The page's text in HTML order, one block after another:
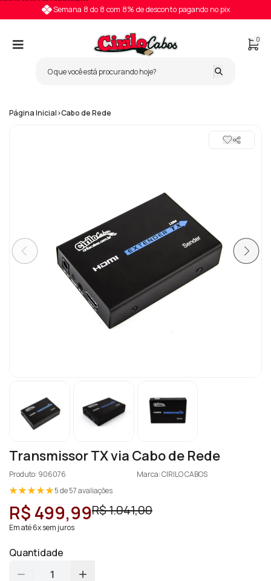
Semana 8 do 8 com 8% de desconto pagando no pix
0
Página Inicial>Cabo de Rede
Transmissor TX via Cabo de Rede
Produto: 906076
Marca: CIRILO CABOS
5 de 57 avaliações
R$ 499,99R$ 1.041,00
Em até 6x sem juros
Quantidade
1